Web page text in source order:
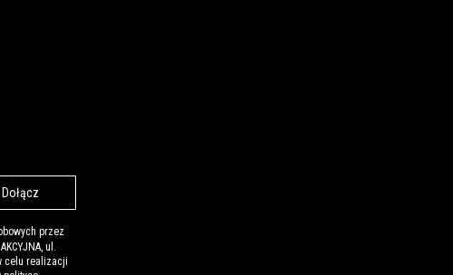
Dołącz
przez
ul.
celu realizacji